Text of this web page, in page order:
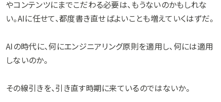
やコンテンツにまでこだわる必要は、もうないのかもしれな
い。AIに任せて、都度書き直せばよいことも増えていくはずだ。
AIの時代に、何にエンジニアリング原則を適用し、何には適用
しないのか。
その線引きを、引き直す時期に来ているのではないか。